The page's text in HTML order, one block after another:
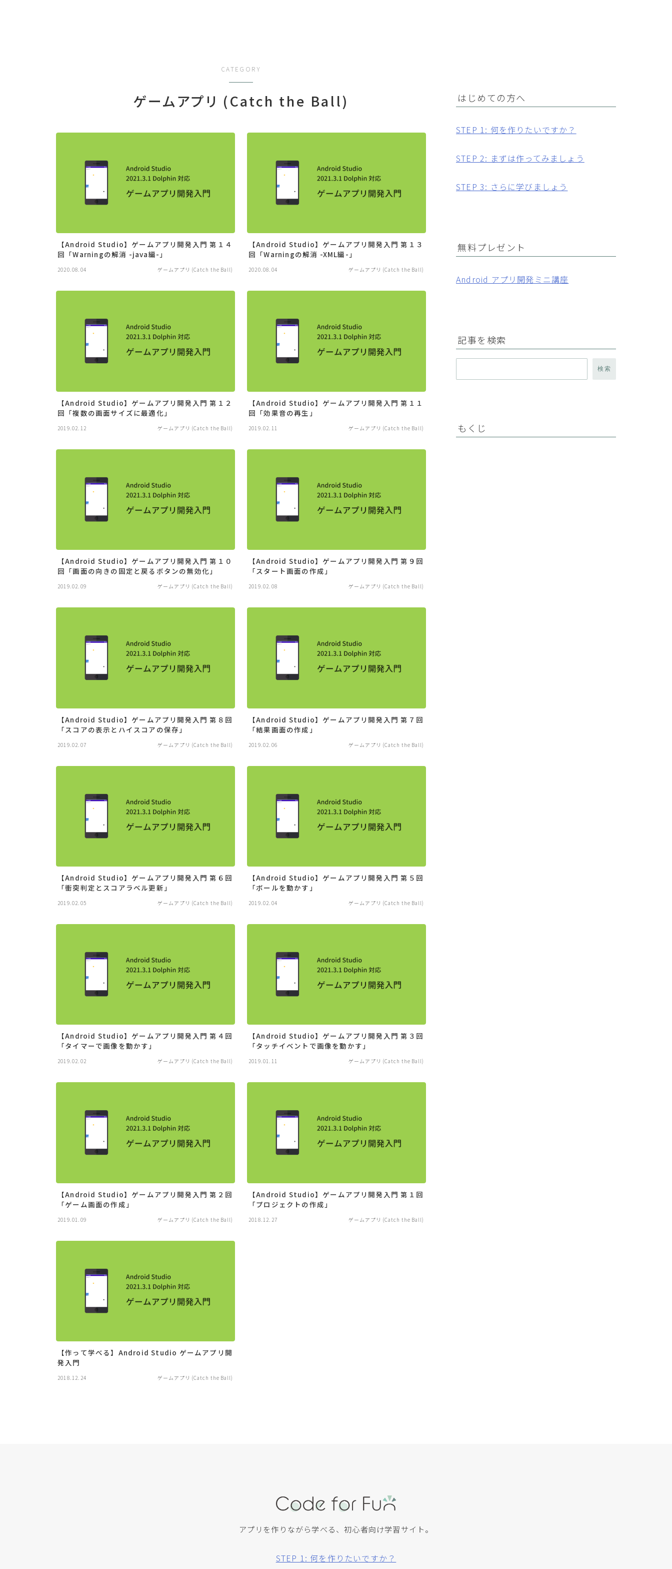
CATEGORY
ゲームアプリ (Catch the Ball)
【Android Studio】ゲームアプリ開発入門 第１４
回「Warningの解消 -java編-」
2020.08.04 ゲームアプリ (Catch the Ball)
【Android Studio】ゲームアプリ開発入門 第１３
回「Warningの解消 -XML編-」
2020.08.04 ゲームアプリ (Catch the Ball)
【Android Studio】ゲームアプリ開発入門 第１２
回「複数の画面サイズに最適化」
2019.02.12 ゲームアプリ (Catch the Ball)
【Android Studio】ゲームアプリ開発入門 第１１
回「効果音の再生」
2019.02.11 ゲームアプリ (Catch the Ball)
【Android Studio】ゲームアプリ開発入門 第１０
回「画面の向きの固定と戻るボタンの無効化」
2019.02.09 ゲームアプリ (Catch the Ball)
【Android Studio】ゲームアプリ開発入門 第９回
「スタート画面の作成」
2019.02.08 ゲームアプリ (Catch the Ball)
【Android Studio】ゲームアプリ開発入門 第８回
「スコアの表示とハイスコアの保存」
2019.02.07 ゲームアプリ (Catch the Ball)
【Android Studio】ゲームアプリ開発入門 第７回
「結果画面の作成」
2019.02.06 ゲームアプリ (Catch the Ball)
【Android Studio】ゲームアプリ開発入門 第６回
「衝突判定とスコアラベル更新」
2019.02.05 ゲームアプリ (Catch the Ball)
【Android Studio】ゲームアプリ開発入門 第５回
「ボールを動かす」
2019.02.04 ゲームアプリ (Catch the Ball)
【Android Studio】ゲームアプリ開発入門 第４回
「タイマーで画像を動かす」
2019.02.02 ゲームアプリ (Catch the Ball)
【Android Studio】ゲームアプリ開発入門 第３回
「タッチイベントで画像を動かす」
2019.01.11 ゲームアプリ (Catch the Ball)
【Android Studio】ゲームアプリ開発入門 第２回
「ゲーム画面の作成」
2019.01.09 ゲームアプリ (Catch the Ball)
【Android Studio】ゲームアプリ開発入門 第１回
「プロジェクトの作成」
2018.12.27 ゲームアプリ (Catch the Ball)
【作って学べる】Android Studio ゲームアプリ開
発入門
2018.12.24 ゲームアプリ (Catch the Ball)
はじめての方へ
STEP 1: 何を作りたいですか？
STEP 2: まずは作ってみましょう
STEP 3: さらに学びましょう
無料プレゼント
Android アプリ開発ミニ講座
記事を検索
検索
もくじ
アプリを作りながら学べる、初心者向け学習サイト。
STEP 1: 何を作りたいですか？